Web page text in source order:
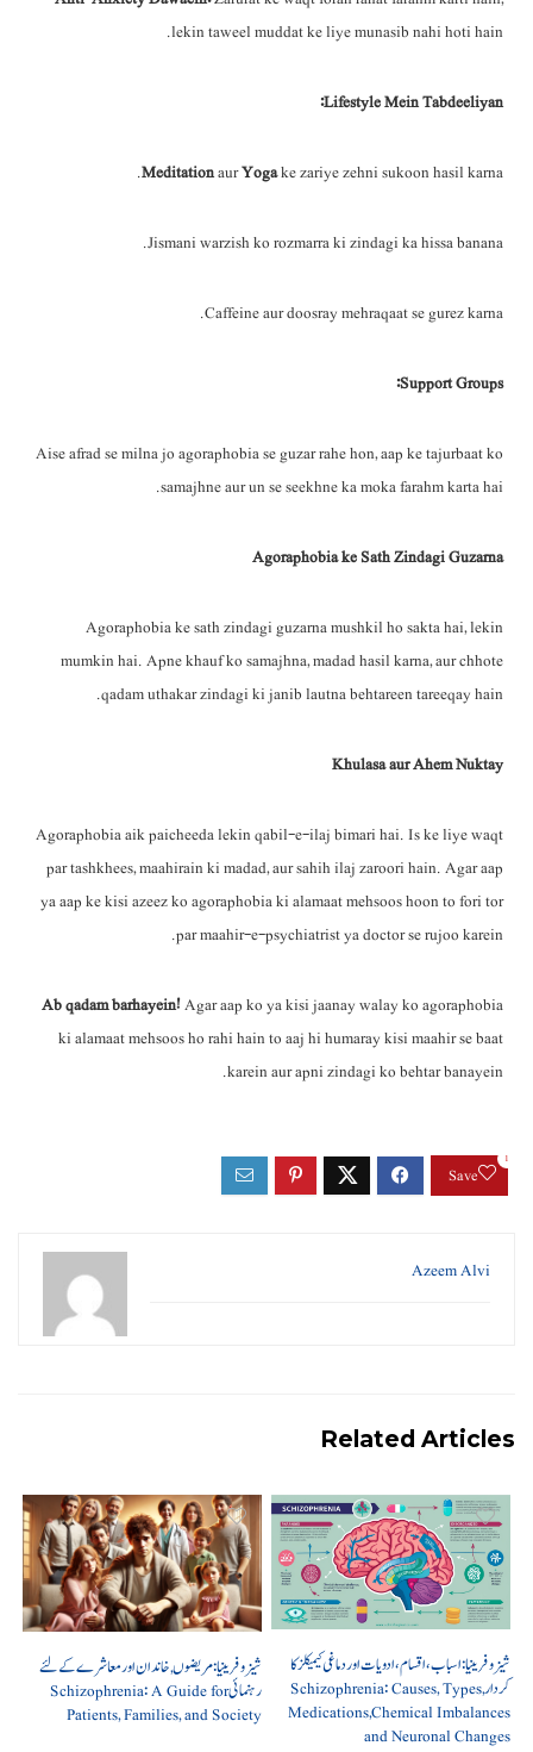
lekin taweel muddat ke liye munasib nahi hoti hain.
Lifestyle Mein Tabdeeliyan:
MeditationaurYogake zariye zehni sukoon hasil karna.
Jismani warzish ko rozmarra ki zindagi ka hissa banana.
Caffeine aur doosray mehraqaat se gurez karna.
Support Groups:
Aise afrad se milna jo agoraphobia se guzar rahe hon, aap ke tajurbaat ko
samajhne aur un se seekhne ka moka farahm karta hai.
Agoraphobia ke Sath Zindagi Guzarna
Agoraphobia ke sath zindagi guzarna mushkil ho sakta hai, lekin
mumkin hai. Apne khauf ko samajhna, madad hasil karna, aur chhote
qadam uthakar zindagi ki janib lautna behtareen tareeqay hain.
Khulasa aur Ahem Nuktay
Agoraphobia aik paicheeda lekin qabil-e-ilaj bimari hai. Is ke liye waqt
par tashkhees, maahirain ki madad, aur sahih ilaj zaroori hain. Agar aap
ya aap ke kisi azeez ko agoraphobia ki alamaat mehsoos hoon to fori tor
par maahir-e-psychiatrist ya doctor se rujoo karein.
Ab qadam barhayein!Agar aap ko ya kisi jaanay walay ko agoraphobia
ki alamaat mehsoos ho rahi hain to aaj hi humaray kisi maahir se baat
karein aur apni zindagi ko behtar banayein.
Save
1
Azeem Alvi
Related Articles
شیزوفرینیا: اسباب، اقسام، ادویات اور دماغی کیمیکلز کا
کردار Schizophrenia: Causes, Types,
Medications,Chemical Imbalances
and Neuronal Changes
شیزوفرینیا: مریضوں, خاندان اور معاشرے کے لئے
رہنمائی Schizophrenia: A Guide for
Patients, Families, and Society